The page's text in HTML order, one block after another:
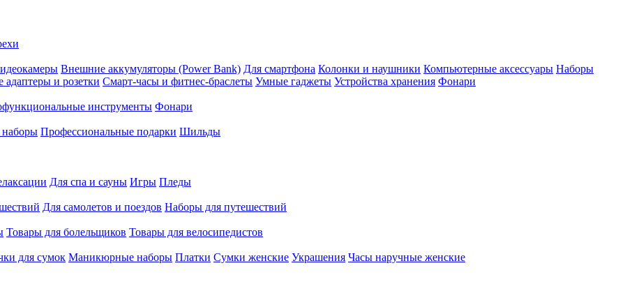
Внешние аккумуляторы (Power Bank) Для смартфона Колонки и наушники Компьютерные аксессуары Наборы
адаптеры и розетки Смарт-часы и фитнес-браслеты Умные гаджеты Устройства хранения Фонари
инструменты Фонари
Профессиональные подарки Шильды
Для спа и сауны Игры Пледы
Для самолетов и поездов Наборы для путешествий
Товары для болельщиков Товары для велосипедистов
для сумок Маникюрные наборы Платки Сумки женские Украшения Часы наручные женские